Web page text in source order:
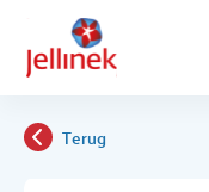
Terug